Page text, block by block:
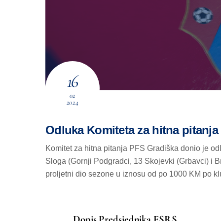
16
02
2024
Odluka Komiteta za hitna pitanja
Komitet za hitna pitanja PFS Gradiška donio je
Sloga (Gornji Podgradci, 13 Skojevki (Grbavci) i
proljetni dio sezone u iznosu od po 1000 KM po